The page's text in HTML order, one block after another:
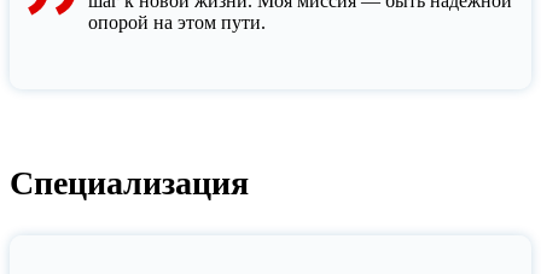
опорой на этом пути.
Специализация